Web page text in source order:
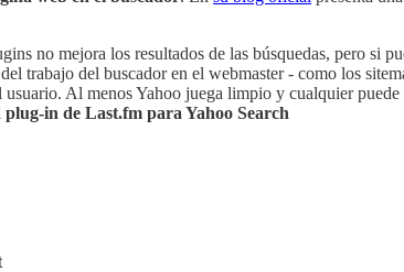
no mejora los resultados de las búsquedas, pero si
trabajo del buscador en el webmaster - como los
usuario. Al menos Yahoo juega limpio y cualquier
plug-in de Last.fm para Yahoo Search